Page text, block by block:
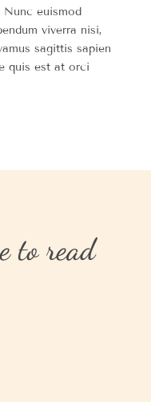
euismod
viverra nisi,
sagittis sapien
quis est at orci
to read